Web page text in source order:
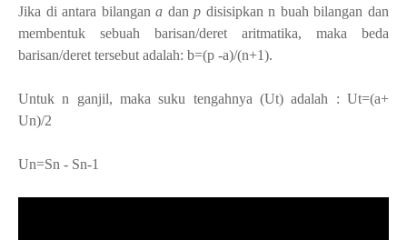
Jika di antara bilangana danp disisipkan n buah bilangan dan
membentuk sebuah barisan/deret aritmatika, maka beda
barisan/deret tersebut adalah: b=(p -a)/(n+1).
Untuk n ganjil, maka suku tengahnya (Ut) adalah : Ut=(a+
Un)/2
Un=Sn - Sn-1